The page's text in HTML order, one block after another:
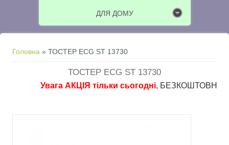
ДЛЯ ДОМУ
Ви є тут
Головна » ТОСТЕР ECG ST 13730
ТОСТЕР ECG ST 13730
Увага АКЦІЯ тільки сьогодні, БЕЗКОШТОВНА